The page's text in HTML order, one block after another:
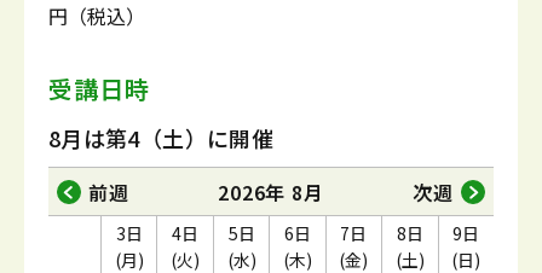
円（税込）
受講日時
8月は第4（土）に開催
前週 2026年 8月 次週
3日
(月)
4日
(火)
5日
(水)
6日
(木)
7日
(金)
8日
(土)
9日
(日)